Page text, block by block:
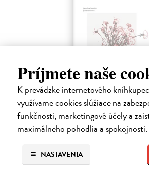
Príjmete naše
K prevádzke internetového
využívame cookies slúžiace na
funkčnosti, marketingové účely a
maximálneho pohodlia a spokojnosti.
NASTAVENIA
Moderná sebaobrana
Houdek Jasmína, Houdek Pavel| Kniha
Stretli ste sa niekedy so sexuálnym
sexistickým vtipom alebo nevhodným
Na sklade ?